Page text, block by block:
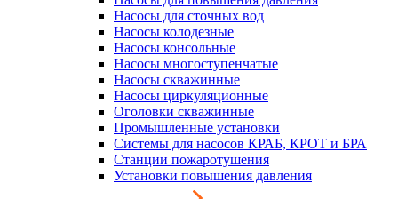
Насосы для сточных вод
Насосы колодезные
Насосы консольные
Насосы многоступенчатые
Насосы скважинные
Насосы циркуляционные
Оголовки скважинные
Промышленные установки
Системы для насосов КРАБ, КРОТ и БРА
Станции пожаротушения
Установки повышения давления